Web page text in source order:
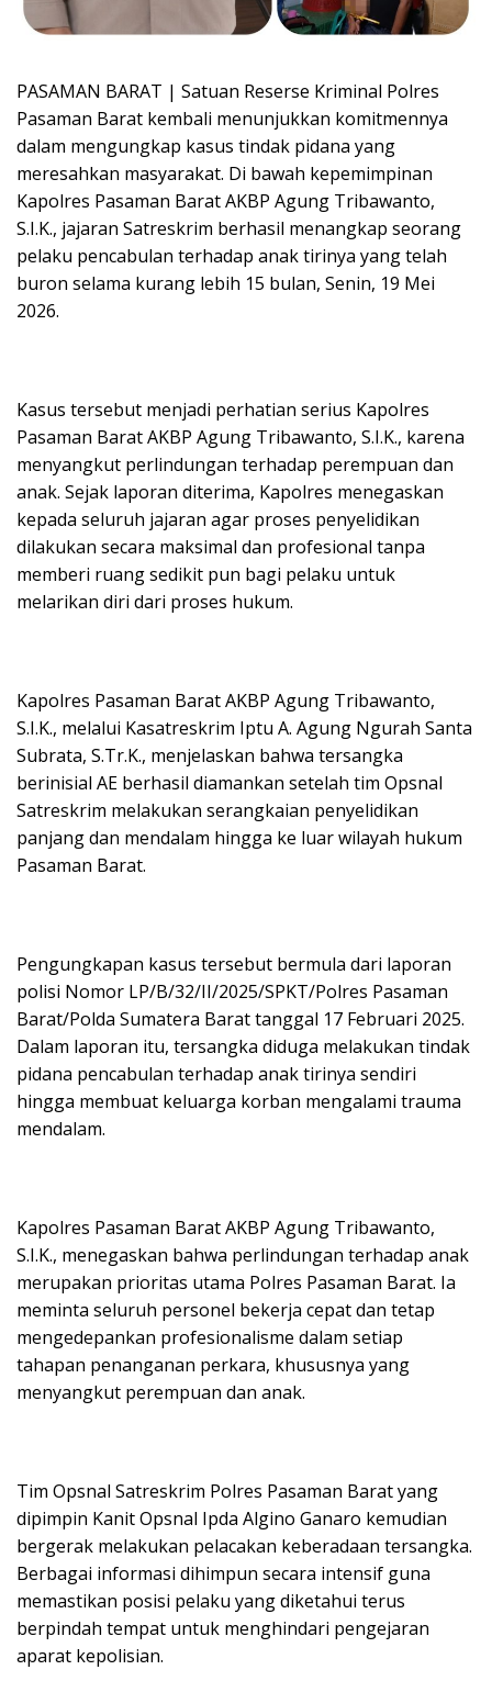
PASAMAN BARAT | Satuan Reserse Kriminal Polres
Pasaman Barat kembali menunjukkan komitmennya
dalam mengungkap kasus tindak pidana yang
meresahkan masyarakat. Di bawah kepemimpinan
Kapolres Pasaman Barat AKBP Agung Tribawanto,
S.I.K., jajaran Satreskrim berhasil menangkap seorang
pelaku pencabulan terhadap anak tirinya yang telah
buron selama kurang lebih 15 bulan, Senin, 19 Mei
2026.
Kasus tersebut menjadi perhatian serius Kapolres
Pasaman Barat AKBP Agung Tribawanto, S.I.K., karena
menyangkut perlindungan terhadap perempuan dan
anak. Sejak laporan diterima, Kapolres menegaskan
kepada seluruh jajaran agar proses penyelidikan
dilakukan secara maksimal dan profesional tanpa
memberi ruang sedikit pun bagi pelaku untuk
melarikan diri dari proses hukum.
Kapolres Pasaman Barat AKBP Agung Tribawanto,
S.I.K., melalui Kasatreskrim Iptu A. Agung Ngurah Santa
Subrata, S.Tr.K., menjelaskan bahwa tersangka
berinisial AE berhasil diamankan setelah tim Opsnal
Satreskrim melakukan serangkaian penyelidikan
panjang dan mendalam hingga ke luar wilayah hukum
Pasaman Barat.
Pengungkapan kasus tersebut bermula dari laporan
polisi Nomor LP/B/32/II/2025/SPKT/Polres Pasaman
Barat/Polda Sumatera Barat tanggal 17 Februari 2025.
Dalam laporan itu, tersangka diduga melakukan tindak
pidana pencabulan terhadap anak tirinya sendiri
hingga membuat keluarga korban mengalami trauma
mendalam.
Kapolres Pasaman Barat AKBP Agung Tribawanto,
S.I.K., menegaskan bahwa perlindungan terhadap anak
merupakan prioritas utama Polres Pasaman Barat. Ia
meminta seluruh personel bekerja cepat dan tetap
mengedepankan profesionalisme dalam setiap
tahapan penanganan perkara, khususnya yang
menyangkut perempuan dan anak.
Tim Opsnal Satreskrim Polres Pasaman Barat yang
dipimpin Kanit Opsnal Ipda Algino Ganaro kemudian
bergerak melakukan pelacakan keberadaan tersangka.
Berbagai informasi dihimpun secara intensif guna
memastikan posisi pelaku yang diketahui terus
berpindah tempat untuk menghindari pengejaran
aparat kepolisian.